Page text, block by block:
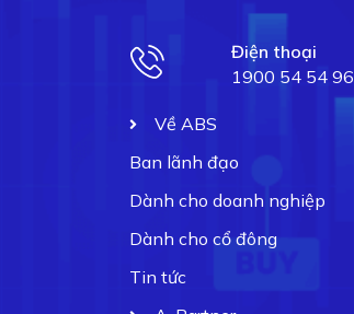
Điện thoại
1900 54 54 96
Về ABS
Ban lãnh đạo
Dành cho doanh nghiệp
Dành cho cổ đông
Tin tức